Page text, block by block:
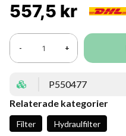
557,5 kr
- +
P550477
Relaterade kategorier
Filter Hydraulfilter